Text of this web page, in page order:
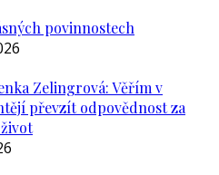
povinnostech
Zelingrová: Věřím v
převzít odpovědnost za